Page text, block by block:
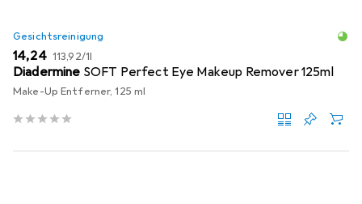
Gesichtsreinigung
EUR
14,24 EUR
113,92/1l
Diadermine SOFT Perfect Eye Makeup Remover 125ml
Make-Up Entferner, 125 ml